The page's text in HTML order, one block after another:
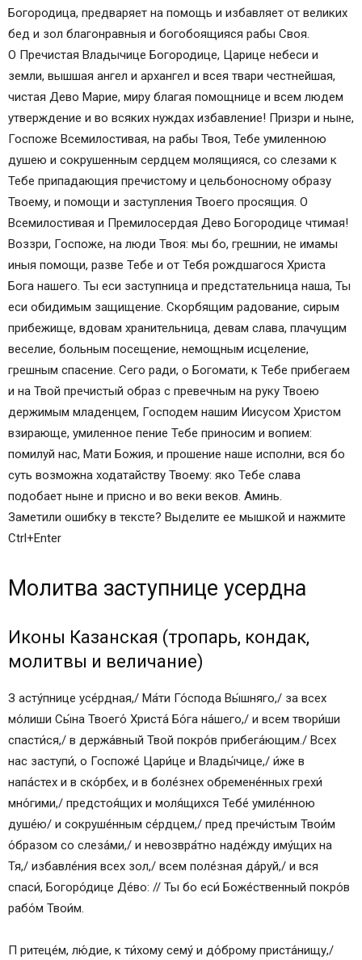
Молитвы ко Пресвятой Богородице
Молитва заступнице усердна
Молитва- песня Богородице “Заступница
Усердная”
Молитва заступнице усердна
Тропарь, глас 4:
Молитва- песня Богородице “Заступница
Усердная”
Молитва заступнице усердна
№ 10 Октябрь 2010 / Святыни
Заступнице Усердная
Трудное было время для России в конце XVI и
в начале XVII века: междуцарствие,
самозванцы, смута, захваченная иноземцами
Москва.
В ЧЕМ ПОМОГАЕТ СВЯТАЯ МОЛИТВА
БОГОРОДИЦЕ ЗАСТУПНИЦА УСЕРДНАЯ
Молитва Заступнице перед Казанской иконой
неоднократно спасала Россию от нашествия
врагов
Церковной молитвой Божьей Матери
Заступнице благословляют на брак
Текст православной молитвы Пресвятой
Богородицы Заступница
Православные иконы и молитвы
Информационный сайт про иконы, молитвы,
Молитва иконе «Споручница грешных»
— в чем помогает
Православный Молитвослов
Молитвы Божьей Матери
Молитва Божьей Матери 1-я
Молитва Божьей Матери при болезнях и
неприятностях
Молитвы ко Пресвятой Богородице
Богородица, предваряет на помощь и избавляет от великих
бед и зол благонравныя и богобоящияся рабы Своя.
О Пречистая Владычице Богородице, Царице небеси и
земли, вышшая ангел и архангел и всея твари честнейшая,
чистая Дево Марие, миру благая помощнице и всем людем
утверждение и во всяких нуждах избавление! Призри и ныне,
Госпоже Всемилостивая, на рабы Твоя, Тебе умиленною
душею и сокрушенным сердцем молящияся, со слезами к
Тебе припадающия пречистому и цельбоносному образу
Твоему, и помощи и заступления Твоего просящия. О
Всемилостивая и Премилосердая Дево Богородице чтимая!
Воззри, Госпоже, на люди Твоя: мы бо, грешнии, не имамы
иныя помощи, разве Тебе и от Тебя рождшагося Христа
Бога нашего. Ты еси заступница и предстательница наша, Ты
еси обидимым защищение. Скорбящим радование, сирым
прибежище, вдовам хранительница, девам слава, плачущим
веселие, больным посещение, немощным исцеление,
грешным спасение. Сего ради, о Богомати, к Тебе прибегаем
и на Твой пречистый образ с превечным на руку Твоею
держимым младенцем, Господем нашим Иисусом Христом
взирающе, умиленное пение Тебе приносим и вопием:
помилуй нас, Мати Божия, и прошение наше исполни, вся бо
суть возможна ходатайству Твоему: яко Тебе слава
подобает ныне и присно и во веки веков. Аминь.
Заметили ошибку в тексте? Выделите ее мышкой и нажмите
Ctrl+Enter
Молитва заступнице усердна
Иконы Казанская (тропарь, кондак,
молитвы и величание)
З асту́пнице усе́рдная,/ Ма́ти Го́спода Вы́шняго,/ за всех
мо́лиши Сы́на Твоего́ Христа́ Бо́га на́шего,/ и всем твори́ши
спасти́ся,/ в держа́вный Твой покро́в прибега́ющим./ Всех
нас заступи́, о Госпоже́ Цари́це и Влады́чице,/ и́же в
напа́стех и в ско́рбех, и в боле́знех обремене́нных грехи́
мно́гими,/ предстоя́щих и моля́щихся Тебе́ умиле́нною
душе́ю/ и сокруше́нным се́рдцем,/ пред пречи́стым Твои́м
о́бразом со слеза́ми,/ и невозвра́тно наде́жду иму́щих на
Тя,/ избавле́ния всех зол,/ всем поле́зная да́руй,/ и вся
спаси́, Богоро́дице Де́во: // Ты бо еси́ Боже́ственный покро́в
рабо́м Твои́м.
П ритеце́м, лю́дие, к ти́хому сему́ и до́брому приста́нищу,/